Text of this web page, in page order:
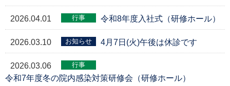
2026.04.01 行事 令和8年度入社式（研修ホール）
2026.03.10 お知らせ 4月7日(火)午後は休診です
2026.03.06 行事
令和7年度冬の院内感染対策研修会（研修ホール）